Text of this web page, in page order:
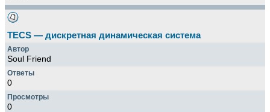
TECS — дискретная динамическая система
Soul Friend
0
0